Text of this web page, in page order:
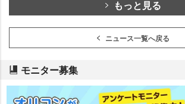
もっと見る
ニュース一覧へ戻る
モニター募集